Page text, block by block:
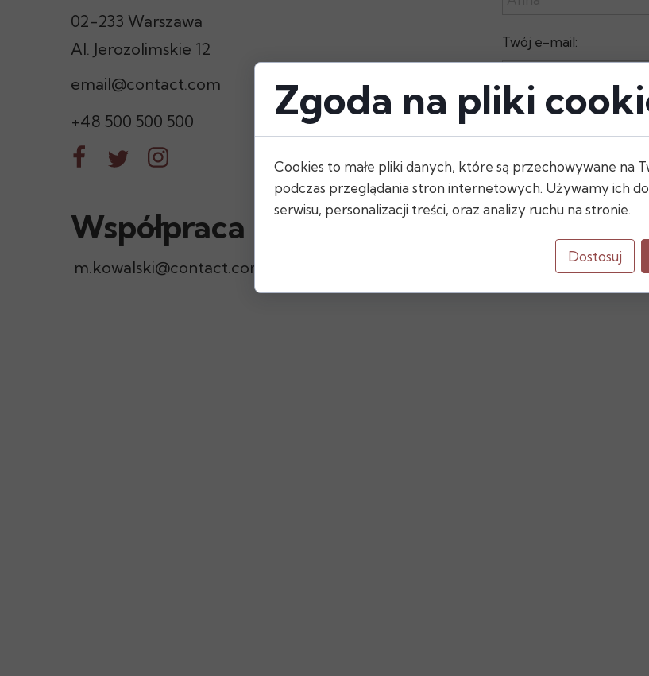
02-233 Warszawa
Al. Jerozolimskie 12
email@contact.com
+48 500 500 500
Współpraca
m.kowalski@contact.com
Twój e-mail:
Treść wiadomości:
Zgoda na pliki
Cookies to małe pliki danych, które są przechowywane na
podczas przeglądania stron internetowych. Używamy ich
serwisu, personalizacji treści, oraz analizy ruchu na stronie.
Dostosuj